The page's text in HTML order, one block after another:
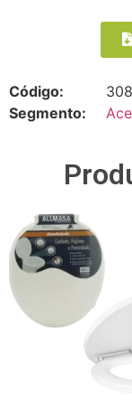
Código:
Segmento: